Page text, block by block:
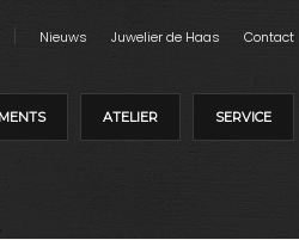
Nieuws Juwelier de Haas Contact
ATELIER SERVICE